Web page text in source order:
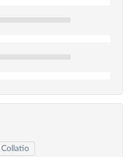
Collatio